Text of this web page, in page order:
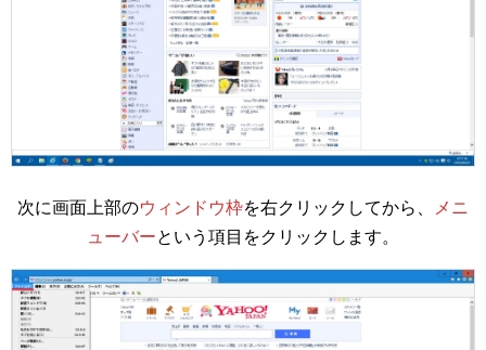
次に画面上部のウィンドウ枠を右クリックしてから、
メニ
ューバーという項目をクリックします。